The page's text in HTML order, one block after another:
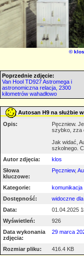
©klos
Poprzednie zdjęcie:
Van Hool TD927 Astromega i
astronomiczna relacja, 2300
kilometrów wahadłowo
Autosan H9 na służbie
Opis:
Pęczniew.
szybko, zza
Jak widać,
szkolnego.
Autor zdjęcia:
klos
Słowa
kluczowe:
Pęczniew,
Kategorie: komunikacja
Dostępność:
widoczne
Data:
01.04.2025
Wyświetleń:
926
Data wykonania
zdjęcia:
29 marca
Rozmiar pliku: 416.4 KB